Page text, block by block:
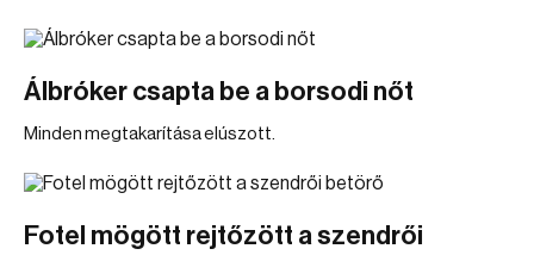
Álbróker csapta be a borsodi nőt
Minden megtakarítása elúszott.
Fotel mögött rejtőzött a szendrői